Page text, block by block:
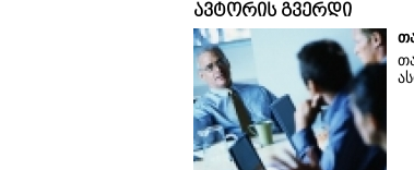
ავტორის გვერდი